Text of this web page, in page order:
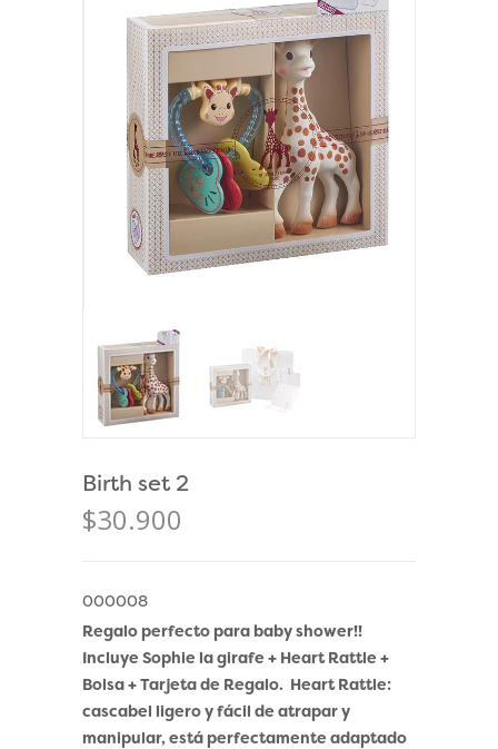
Birth set 2
$30.900
000008
Regalo perfecto para baby shower!!
Incluye Sophie la girafe + Heart Rattle +
Bolsa + Tarjeta de Regalo. Heart Rattle:
cascabel ligero y fácil de atrapar y
manipular, está perfectamente adaptado